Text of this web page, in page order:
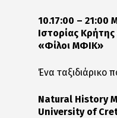
10.17:00 – 21:00
Ιστορίας
«Φίλοι ΜΦΙΚ»
Ένα ταξιδιάρικο
Natural History
University of